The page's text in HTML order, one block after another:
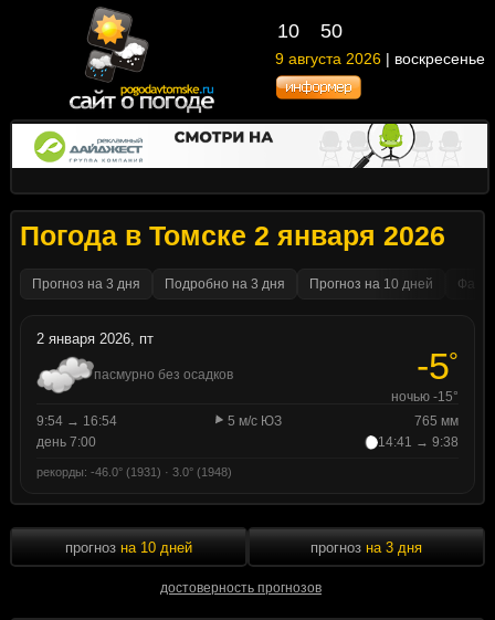
10 50
9 августа 2026 | воскресенье
Погода в Томске 2 января 2026
Прогноз на 3 дня Подробно на 3 дня Прогноз на 10 дней
2 января 2026, пт
пасмурно без осадков -5°
ночью -15°
9:54 → 16:54
5 м/с ЮЗ
765 мм
день 7:00
14:41 → 9:38
рекорды: -46.0° (1931) · 3.0° (1948)
прогноз на 10 дней
достоверность прогнозов
прогноз на 3 дня